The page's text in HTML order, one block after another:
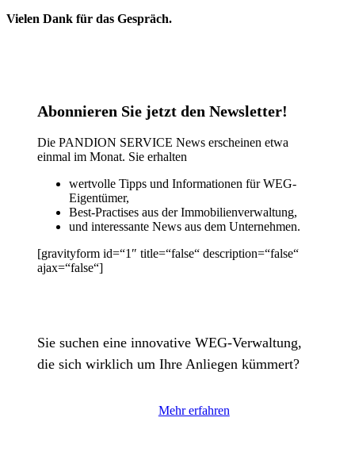
Vielen Dank für das Gespräch.
Abonnieren Sie jetzt den Newsletter!
Die PANDION SERVICE News erscheinen etwa
einmal im Monat. Sie erhalten
wertvolle Tipps und Informationen für WEG-
Eigentümer,
Best-Practises aus der Immobilienverwaltung,
und interessante News aus dem Unternehmen.
[gravityform id=“1″ title=“false“ description=“false“
ajax=“false“]
Sie suchen eine innovative WEG-Verwaltung,
die sich wirklich um Ihre Anliegen kümmert?
Mehr erfahren